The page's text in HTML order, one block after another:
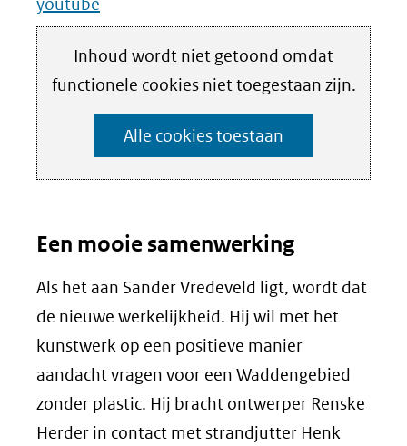
Cookies
instellen
Inhoud wordt niet getoond omdat
functionele cookies niet toegestaan zijn.
kan
deze
website
worden
toegestaan
of
geweigerd.
Alle cookies toestaan
Een mooie samenwerking
Als het aan Sander Vredeveld ligt, wordt dat
de nieuwe werkelijkheid. Hij wil met het
kunstwerk op een positieve manier
aandacht vragen voor een Waddengebied
zonder plastic. Hij bracht ontwerper Renske
Herder in contact met strandjutter Henk